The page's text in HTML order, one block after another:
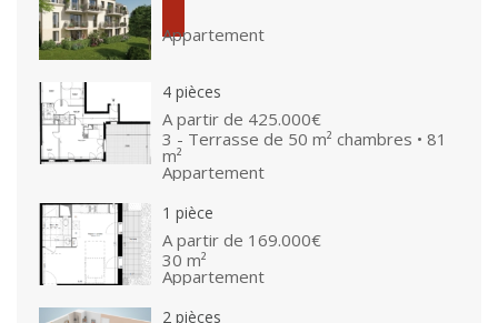
Appartement
4 pièces
A partir de 425.000€
3 - Terrasse de 50 m² chambres • 81
m²
Appartement
1 pièce
A partir de 169.000€
30 m²
Appartement
2 pièces